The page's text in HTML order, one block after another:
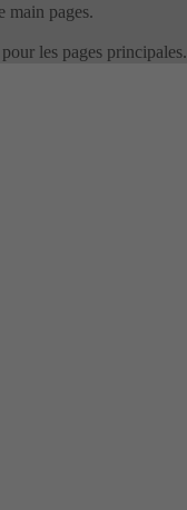
main pages.
les pages principales.